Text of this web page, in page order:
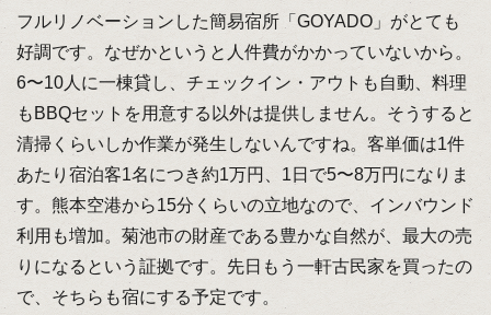
フルリノベーションした簡易宿所「GOYADO」がとても
好調です。なぜかというと人件費がかかっていないから。
6〜10人に一棟貸し、チェックイン・アウトも自動、料理
もBBQセットを用意する以外は提供しません。そうすると
清掃くらいしか作業が発生しないんですね。客単価は1件
あたり宿泊客1名につき約1万円、1日で5〜8万円になりま
す。熊本空港から15分くらいの立地なので、インバウンド
利用も増加。菊池市の財産である豊かな自然が、最大の売
りになるという証拠です。先日もう一軒古民家を買ったの
で、そちらも宿にする予定です。